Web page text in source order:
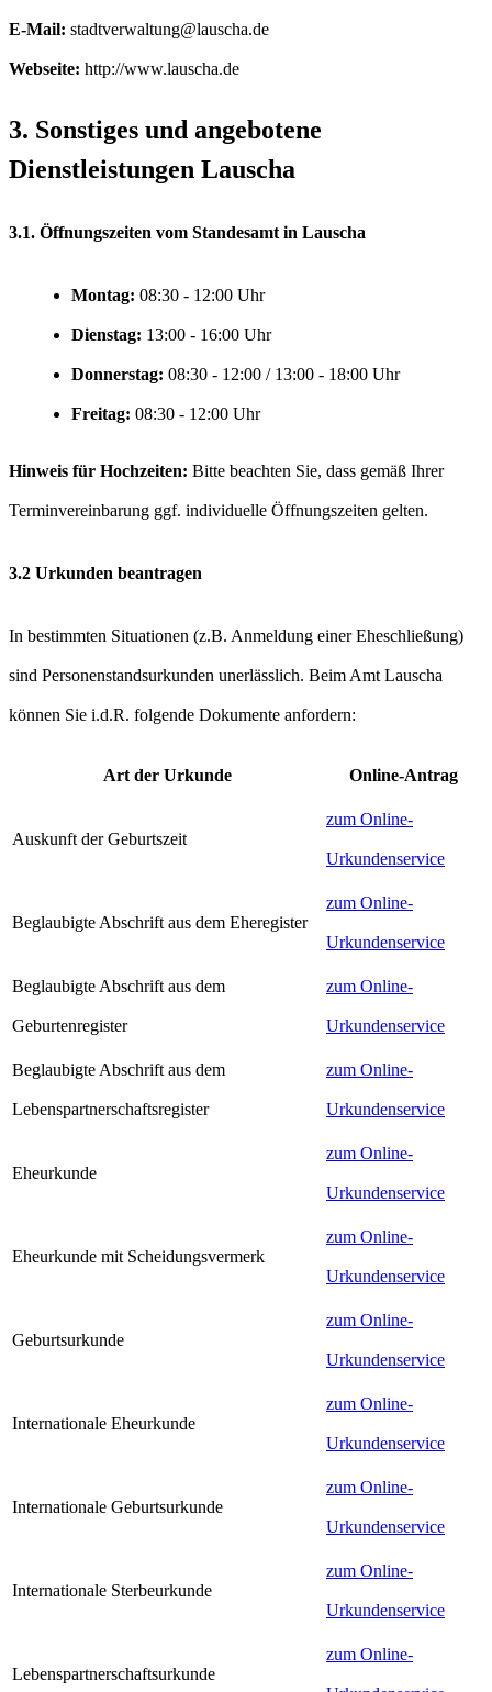
E-Mail:
Webseite: http://www.lauscha.de
3. Sonstiges und angebotene
Dienstleistungen Lauscha
3.1. Öffnungszeiten vom Standesamt in Lauscha
Montag: Uhr
Dienstag: Uhr
Donnerstag: Uhr
Freitag: Uhr
Hinweis für Hochzeiten: Bitte beachten Sie, dass gemäß Ihrer
Terminvereinbarung ggf. individuelle Öffnungszeiten gelten.
3.2 Urkunden beantragen
In bestimmten Situationen (z.B. Anmeldung einer Eheschließung)
sind Personenstandsurkunden unerlässlich. Beim Amt Lauscha
können Sie i.d.R. folgende Dokumente anfordern:
Art der Urkunde Online-Antrag
Auskunft der Geburtszeit
zum Online-
Urkundenservice
Beglaubigte Abschrift aus dem Eheregister
zum Online-
Urkundenservice
Beglaubigte Abschrift aus dem
Geburtenregister
zum Online-
Urkundenservice
Beglaubigte Abschrift aus dem
Lebenspartnerschaftsregister
zum Online-
Urkundenservice
Eheurkunde
zum Online-
Urkundenservice
Eheurkunde mit Scheidungsvermerk
zum Online-
Urkundenservice
Geburtsurkunde
zum Online-
Urkundenservice
Internationale Eheurkunde
zum Online-
Urkundenservice
Internationale Geburtsurkunde
zum Online-
Urkundenservice
Internationale Sterbeurkunde
zum Online-
Urkundenservice
Lebenspartnerschaftsurkunde
zum Online-